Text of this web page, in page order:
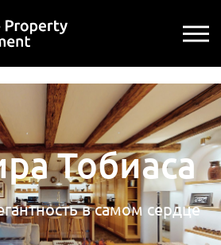
Тобиаса
в самом сердце